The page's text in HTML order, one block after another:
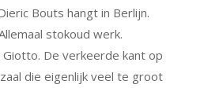
Bouts hangt in Berlijn.
stokoud werk.
De verkeerde kant op
die eigenlijk veel te groot